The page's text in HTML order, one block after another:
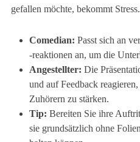
gefallen möchte, bekommt Stress.
Comedian: Passt sich an
-reaktionen an, um die
Angestellter: Die
und auf Feedback
Zuhörern zu stärken.
Tip: Bereiten Sie ihre
sie grundsätzlich ohne